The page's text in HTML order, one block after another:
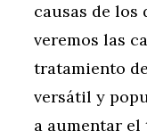
causas de los
veremos las
tratamiento
versátil y
a aumentar el